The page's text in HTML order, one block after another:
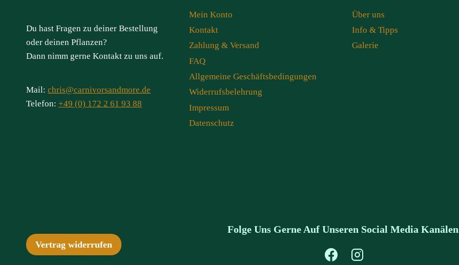
Du hast Fragen zu deiner Bestellung
oder deinen Pflanzen?
Dann nimm gerne Kontakt zu uns auf.
Mail: chris@carnivorsandmore.de
Telefon: +49 (0) 172 2 61 93 88
Mein Konto
Kontakt
Zahlung & Versand
FAQ
Allgemeine Geschäftsbedingungen
Widerrufsbelehrung
Impressum
Datenschutz
Über uns
Info & Tipps
Galerie
Vertrag widerrufen
Folge Uns Gerne Auf Unseren Social Media